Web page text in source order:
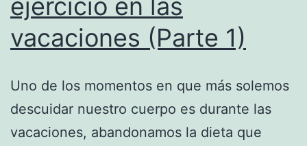
vacaciones (Parte 1)
Uno de los momentos en que más solemos
descuidar nuestro cuerpo es durante las
vacaciones, abandonamos la dieta que